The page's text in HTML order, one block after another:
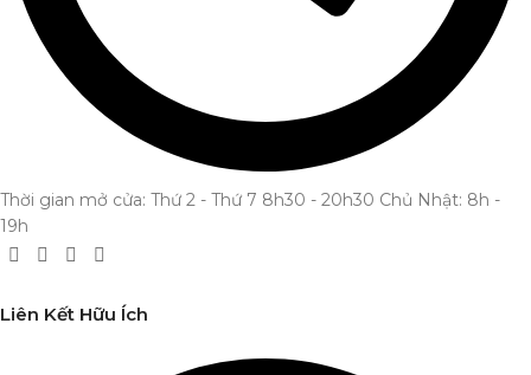
Thời gian mở cửa: Thứ 2 - Thứ 7 8h30 - 20h30 Chủ Nhật: 8h -
19h
Liên Kết Hữu Ích